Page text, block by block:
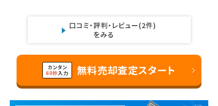
口コミ・評判・レビュー
をみる
(2件)
カンタン
60秒入力 無料売却査定スタート